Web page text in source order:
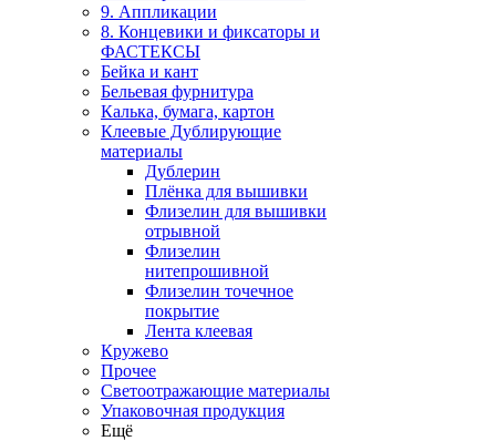
9. Аппликации
8. Концевики и фиксаторы и
ФАСТЕКСЫ
Бейка и кант
Бельевая фурнитура
Калька, бумага, картон
Клеевые Дублирующие
материалы
Дублерин
Плёнка для вышивки
Флизелин для вышивки
отрывной
Флизелин
нитепрошивной
Флизелин точечное
покрытие
Лента клеевая
Кружево
Прочее
Светоотражающие материалы
Упаковочная продукция
Ещё